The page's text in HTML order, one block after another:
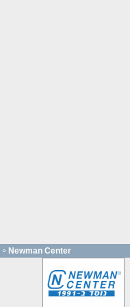
Newman Center